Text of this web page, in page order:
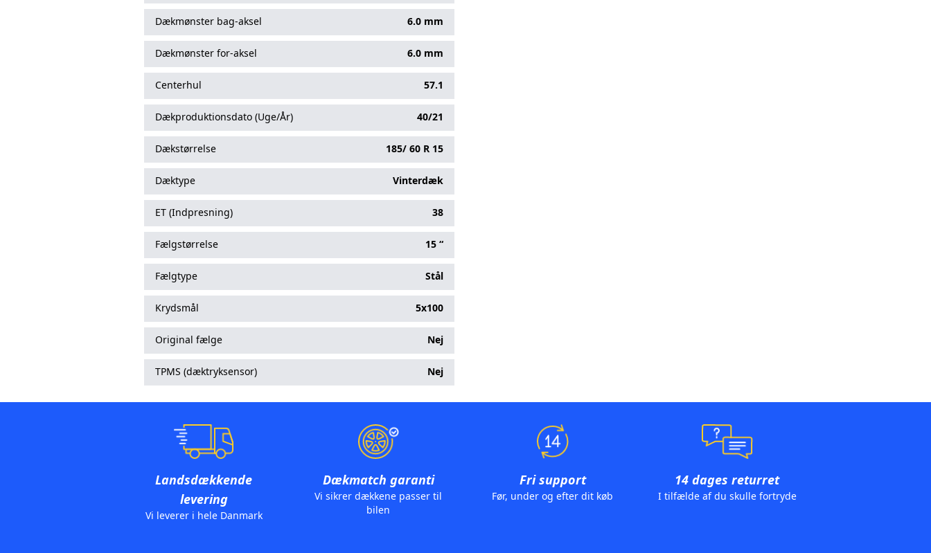
Dækmønster bag-aksel 6.0 mm
Dækmønster for-aksel 6.0 mm
Centerhul 57.1
Dækproduktionsdato (Uge/År) 40/21
Dækstørrelse 185/ 60 R 15
Dæktype Vinterdæk
ET (Indpresning) 38
Fælgstørrelse 15 “
Fælgtype Stål
Krydsmål 5x100
Original fælge Nej
TPMS (dæktryksensor) Nej
Landsdækkende
levering
Vi leverer i hele Danmark
Dækmatch garanti
Vi sikrer dækkene passer til
bilen
Fri support
Før, under og efter dit køb
14 dages returret
I tilfælde af du skulle fortryde